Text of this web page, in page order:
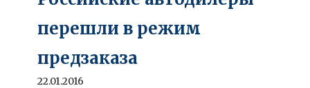
перешли в режим
предзаказа
22.01.2016